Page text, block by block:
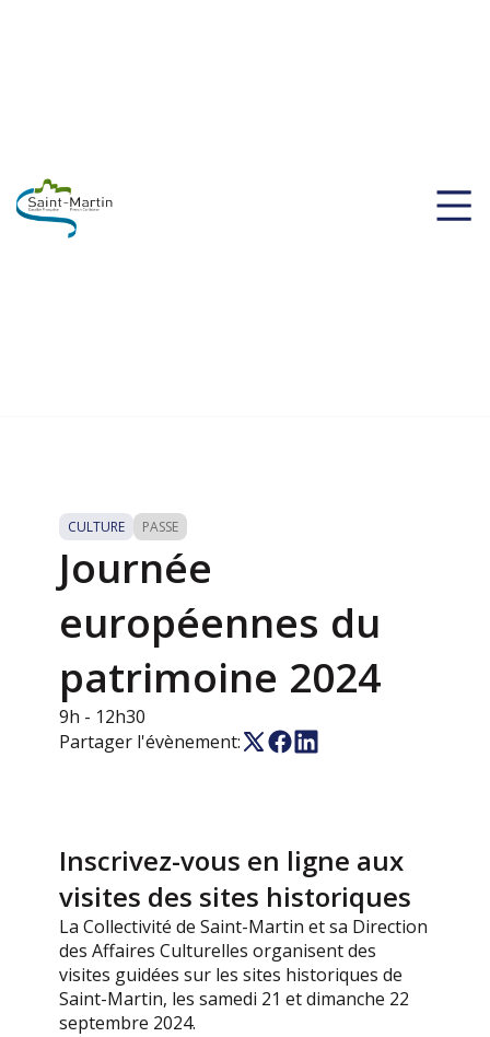
CULTURE PASSE
Journée
européennes du
patrimoine 2024
9h - 12h30
Partager l'évènement:
Inscrivez-vous en ligne aux
visites des sites historiques
La Collectivité de Saint-Martin et sa Direction
des Affaires Culturelles organisent des
visites guidées sur les sites historiques de
Saint-Martin, les samedi 21 et dimanche 22
septembre 2024.